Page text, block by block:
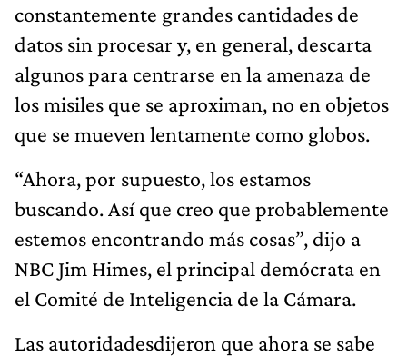
constantemente grandes cantidades de
datos sin procesar y, en general, descarta
algunos para centrarse en la amenaza de
los misiles que se aproximan, no en objetos
que se mueven lentamente como globos.
“Ahora, por supuesto, los estamos
buscando. Así que creo que probablemente
estemos encontrando más cosas”, dijo a
NBC Jim Himes, el principal demócrata en
el Comité de Inteligencia de la Cámara.
Las autoridadesdijeron que ahora se sabe